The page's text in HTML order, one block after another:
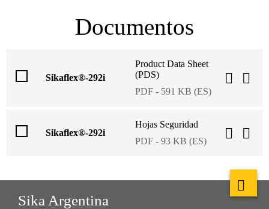
Documentos
Sikaflex®-292i
Product Data Sheet
(PDS)
PDF - 591 KB (ES)
Sikaflex®-292i
Hojas Seguridad
PDF - 93 KB (ES)
Sika Argentina